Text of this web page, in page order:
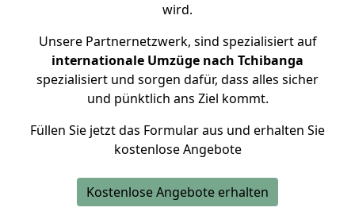
wird.
Unsere Partnernetzwerk, sind spezialisiert auf
internationale Umzüge nach Tchibanga
spezialisiert und sorgen dafür, dass alles sicher
und pünktlich ans Ziel kommt.
Füllen Sie jetzt das Formular aus und erhalten Sie
kostenlose Angebote
Kostenlose Angebote erhalten